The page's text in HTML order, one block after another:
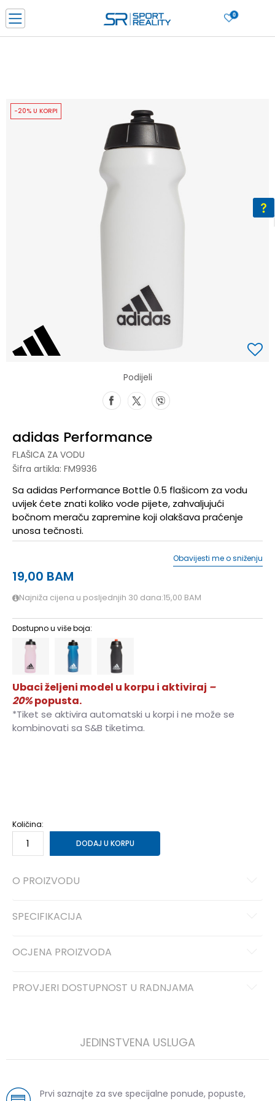
0
CLICK & COLLECT Platite karticom online i preuzmite u prodavnici po vašem
izboru
SAZNAJTE VIŠE
-20% U KORPI
Podijeli
adidas Performance
FLAŠICA ZA VODU
Šifra artikla: FM9936
Sa adidas Performance Bottle 0.5 flašicom za vodu
uvijek ćete znati koliko vode pijete, zahvaljujući
bočnom meraču zapremine koji olakšava praćenje
unosa tečnosti.
19,00 BAM
Najniža cijena u posljednjih 30 dana:15,00 BAM
Obavijesti me o sniženju
Dostupno u više boja:
Ubaci željeni model u korpu i aktiviraj –
20%popusta.
*Tiket se aktivira automatski u korpi i ne može se
kombinovati sa S&B tiketima.
Količina:
DODAJ U KORPU
O PROIZVODU
SPECIFIKACIJA
OCJENA PROIZVODA
PROVJERI DOSTUPNOST U RADNJAMA
JEDINSTVENA USLUGA
Prvi saznajte za sve specijalne ponude, popuste,